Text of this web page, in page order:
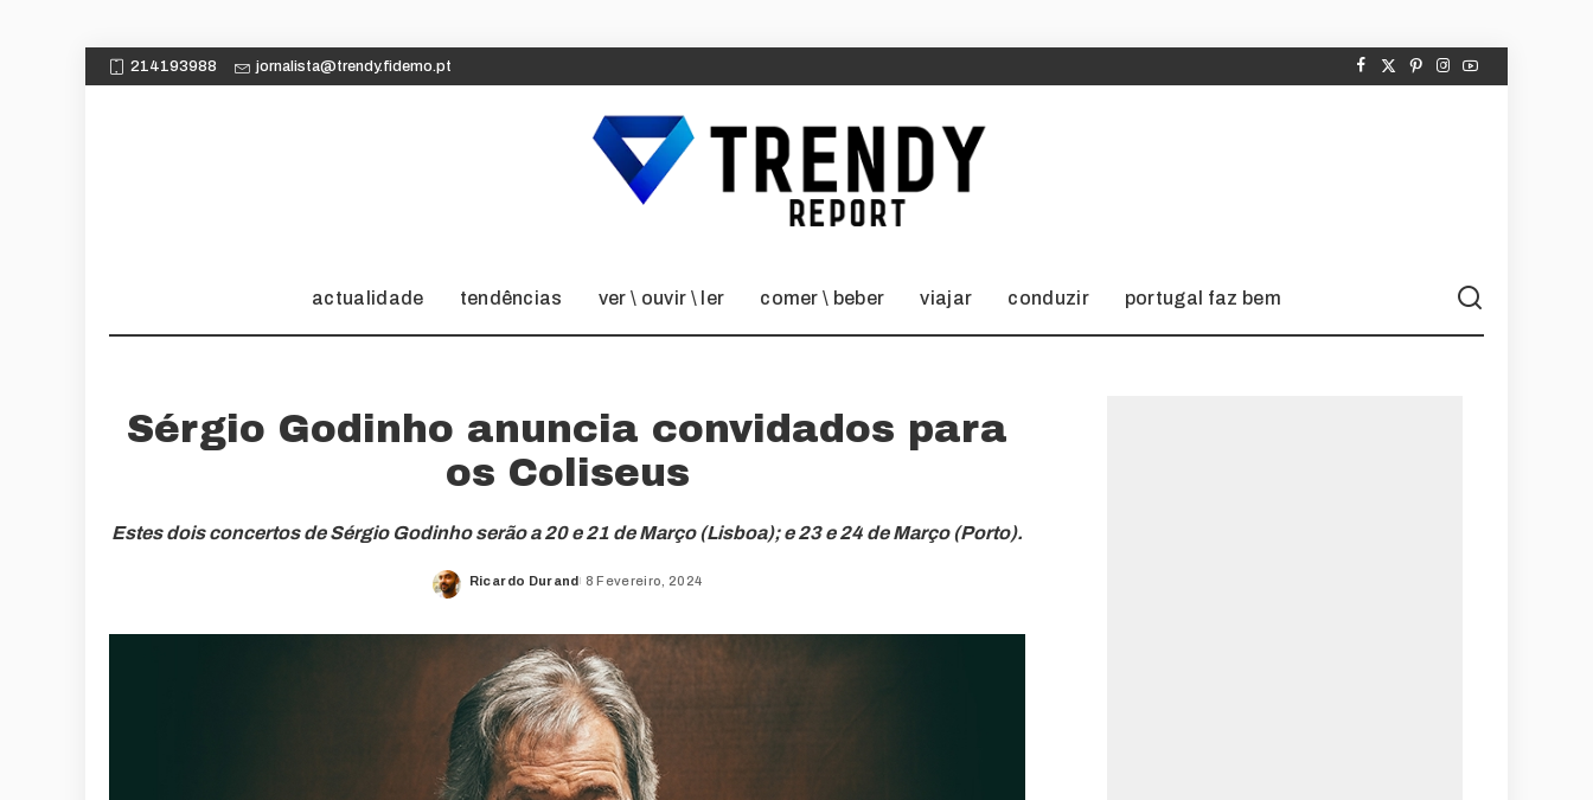
214193988 jornalista@trendy.fidemo.pt
actualidade tendências ver \ ouvir \ ler comer \ beber viajar conduzir portugal faz bem
Sérgio Godinho anuncia convidados para
os Coliseus
Estes dois concertos de Sérgio Godinho serão a 20 e 21 de Março (Lisboa); e 23 e 24 de Março (Porto).
Posted
Ricardo Durand 8 Fevereiro, 2024